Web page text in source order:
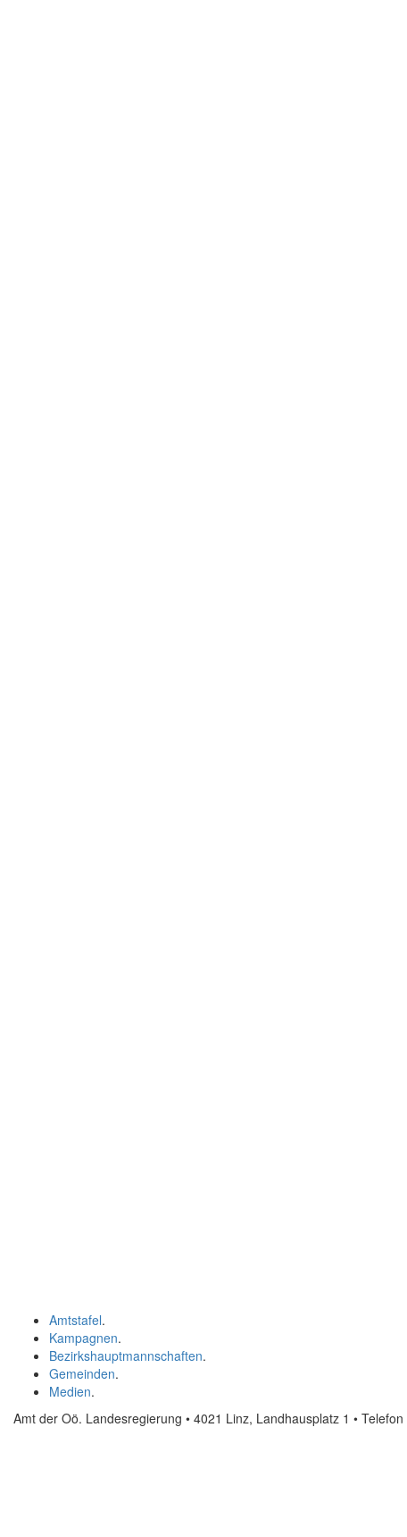
Amtstafel.
Kampagnen.
Bezirkshauptmannschaften.
Gemeinden.
Medien.
Amt der Oö. Landesregierung • 4021 Linz, Landhausplatz 1 • Telefon